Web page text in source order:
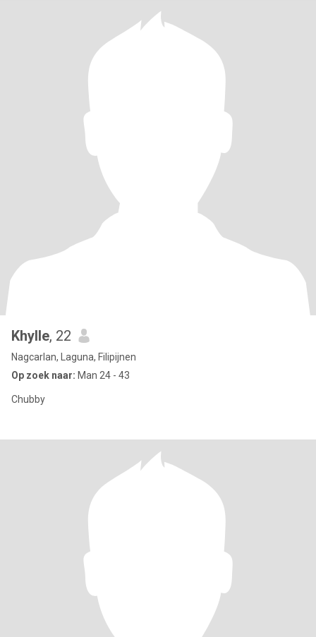
Khylle, 22
Nagcarlan, Laguna, Filipijnen
Op zoek naar: Man 24 - 43
Chubby